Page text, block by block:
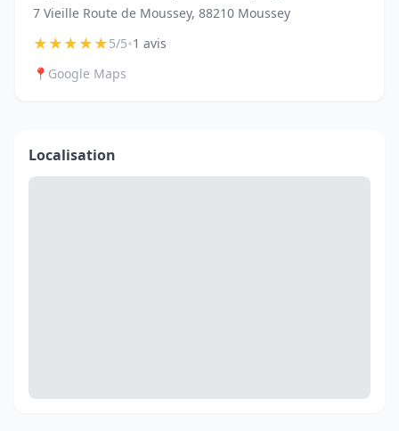
7 Vieille Route de Moussey, 88210 Moussey
★★★★★5/5•1 avis
📍 Google Maps
Localisation